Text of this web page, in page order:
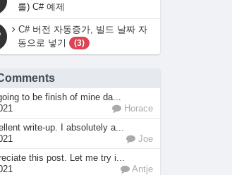
롤) C# 예제
C# 버전 자동증가, 빌드 날짜 자
동으로 넣기
(3)
to be finish of mine da...
Horace
write-up. I absolutely a...
Joe
this post. Let me try i...
Antje